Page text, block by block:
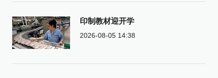
印制教材迎开学
2026-08-05 14:38